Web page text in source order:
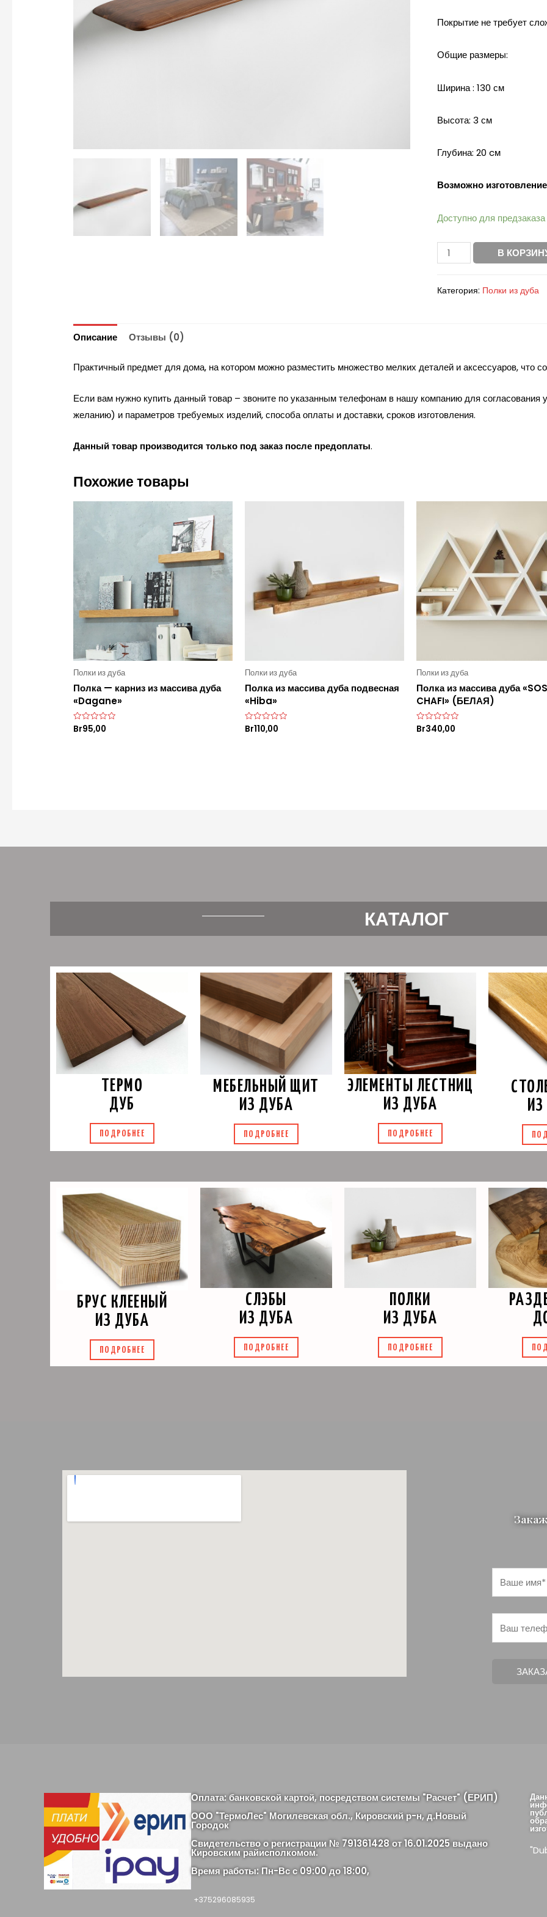
Покрытие не требует
Общие размеры:
Ширина : 130 см
Высота: 3 см
Глубина: 20 cм
Возможно
Доступно для предзаказа
В
Категория: Полки из дуба
Описание Отзывы (0)
Практичный предмет для дома, на котором можно разместить множество мелких деталей и аксессуаров, что
Если вам нужно купить данный товар – звоните по указанным телефонам в нашу компанию для согласования
желанию) и параметров требуемых изделий, способа оплаты и доставки, сроков изготовления.
Данный товар производится только под заказ после предоплаты.
Похожие товары
Полки из дуба
Полка — карниз из массива дуба
«Dagane»
О
Br95,00
Полки из дуба
Полка из массива дуба подвесная
«Hiba»
О
Br110,00
Полки из дуба
Полка из массива дуба
CHAFI» (БЕЛАЯ)
О
Br340,00
КАТАЛОГ
ТЕРМО
ДУБ
ПОДРОБНЕЕ
МЕБЕЛЬНЫЙ ЩИТ
ИЗ ДУБА
ПОДРОБНЕЕ
ЭЛЕМЕНТЫ ЛЕСТНИЦ
ИЗ ДУБА
ПОДРОБНЕЕ
БРУС КЛЕЕНЫЙ
ИЗ ДУБА
ПОДРОБНЕЕ
СЛЭБЫ
ИЗ ДУБА
ПОДРОБНЕЕ
ПОЛКИ
ИЗ ДУБА
ПОДРОБНЕЕ
Оплата: банковской картой, посредством системы "Расчет" (ЕРИП)
ООО "ТермоЛес" Могилевская обл., Кировский р-н, д.Новый
Городок
Свидетельство о регистрации № 791361428 от 16.01.2025 выдано
Кировским райисполкомом.
Время работы: Пн-Вс с 09:00 до 18:00,
+375296085935